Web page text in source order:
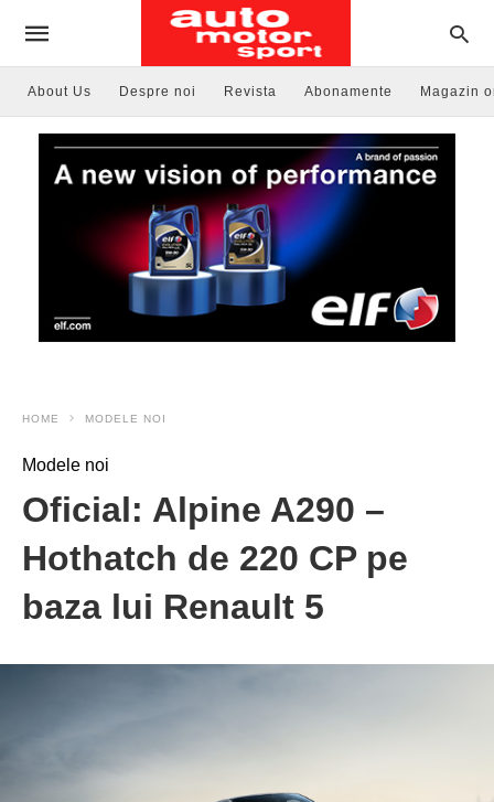
About Us Despre noi Revista Abonamente Magazin
HOME MODELE NOI
Modele noi
Oficial: Alpine A290 –
Hothatch de 220 CP pe
baza lui Renault 5